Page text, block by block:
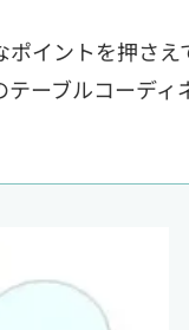
ポイントを押さえ
ーブルコーディ